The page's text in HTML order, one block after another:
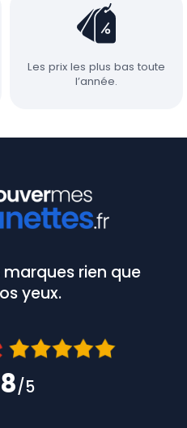
Les prix les plus bas toute
l’année.
marques rien que
yeux.
/5